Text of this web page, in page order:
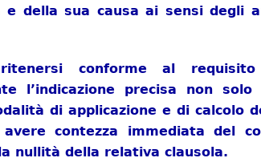
della sua causa ai sensi degli
conforme al
l’indicazione precisa non solo
di applicazione e di calcolo
contezza immediata del
nullità della relativa clausola.